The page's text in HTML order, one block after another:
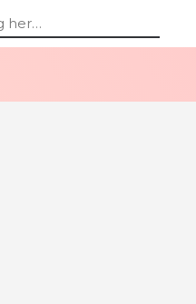
Baseball